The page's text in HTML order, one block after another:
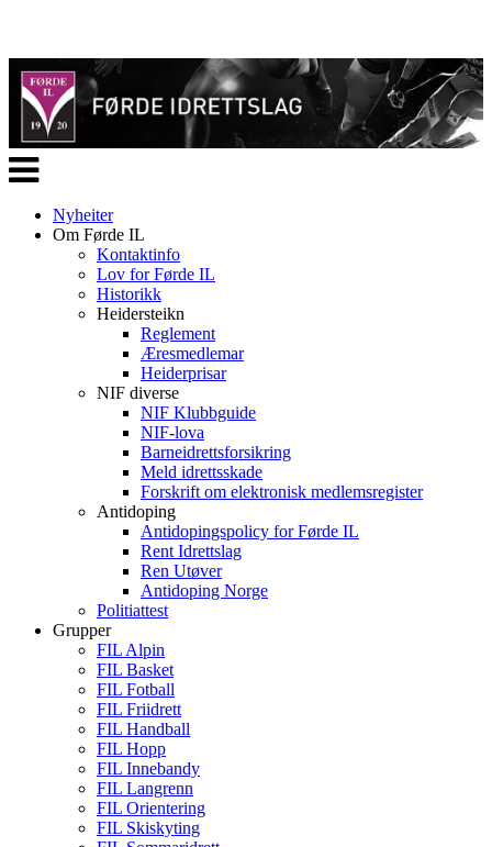
Veksle
navigasjon
Nyheiter
Om Førde IL
Kontaktinfo
Lov for Førde IL
Historikk
Heidersteikn
Reglement
Æresmedlemar
Heiderprisar
NIF diverse
NIF Klubbguide
NIF-lova
Barneidrettsforsikring
Meld idrettsskade
Forskrift om elektronisk medlemsregister
Antidoping
Antidopingspolicy for Førde IL
Rent Idrettslag
Ren Utøver
Antidoping Norge
Politiattest
Grupper
FIL Alpin
FIL Basket
FIL Fotball
FIL Friidrett
FIL Handball
FIL Hopp
FIL Innebandy
FIL Langrenn
FIL Orientering
FIL Skiskyting